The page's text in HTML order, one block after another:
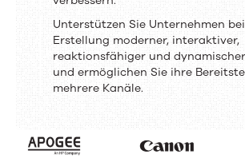
digitalen
Transformation
Unterstützen Sie Unternehmen
Erstellung moderner, interaktiver,
reaktionsfähiger und
und ermöglichen Sie ihre
mehrere Kanäle.